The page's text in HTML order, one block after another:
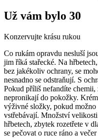
Už vám bylo 30
Konzervujte krásu rukou
Co rukám opravdu nesluší
jim říká stařecké. Na
bez jakékoliv ochrany, se
nesnadno se odstraňují. S
Pokud příliš nefandíte chemii,
nepronikají do pokožky.
výživné složky, pokud možno
vstřebávají. Množství
hřbetech, zbytek rozetřete v
se pečovat o ruce ráno a